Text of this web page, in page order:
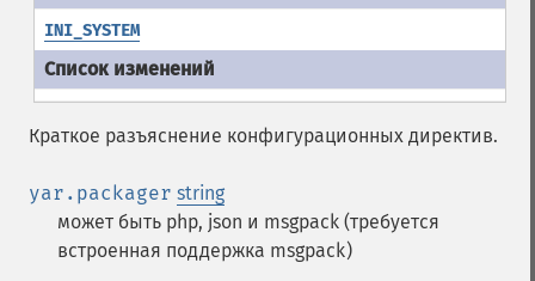
INI_SYSTEM
Краткое разъяснение конфигурационных директив.
yar.packager string
может быть php, json и msgpack (требуется
встроенная поддержка msgpack)